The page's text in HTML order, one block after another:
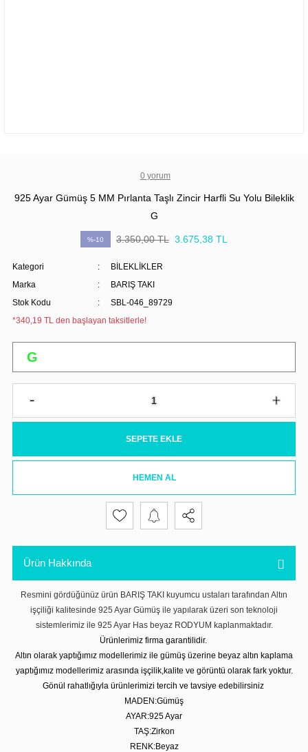
0 yorum
925 Ayar Gümüş 5 MM Pırlanta Taşlı Zincir Harfli Su Yolu Bileklik
G
%-10 3.350,00 TL 3.675,38 TL
Kategori
BİLEKLİKLER
Marka
BARIŞ TAKI
Stok Kodu
SBL-046_89729
*340,19 TL den başlayan taksitlerle!
SEPETE EKLE
HEMEN AL
Ürün Hakkında
Resmini gördüğünüz ürün BARIŞ TAKI kuyumcu ustaları tarafından Altın
işçiliği kalitesinde 925 Ayar Gümüş ile yapılarak üzeri son teknoloji
sistemlerimiz ile 925 Ayar Has beyaz RODYUM kaplanmaktadır.
Ürünlerimiz firma garantilidir.
Altın olarak yaptığımız modellerimiz ile gümüş üzerine beyaz altın kaplama
yaptığımız modellerimiz arasında işçilik,kalite ve görüntü olarak fark yoktur.
Gönül rahatlığıyla ürünlerimizi tercih ve tavsiye edebilirsiniz
MADEN:Gümüş
AYAR:925 Ayar
TAŞ:Zirkon
RENK:Beyaz